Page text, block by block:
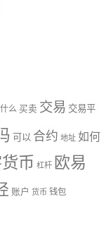
么 买卖 交易 交易平
可以 合约 地址 如何
币 杠杆 欧易
账户 货币 钱包